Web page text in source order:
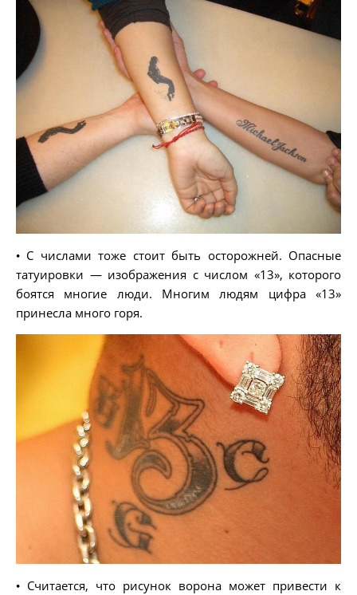
• С числами тоже стоит быть осторожней. Опасные
татуировки — изображения с числом «13», которого
боятся многие люди. Многим людям цифра «13»
принесла много горя.
• Считается, что рисунок ворона может привести к